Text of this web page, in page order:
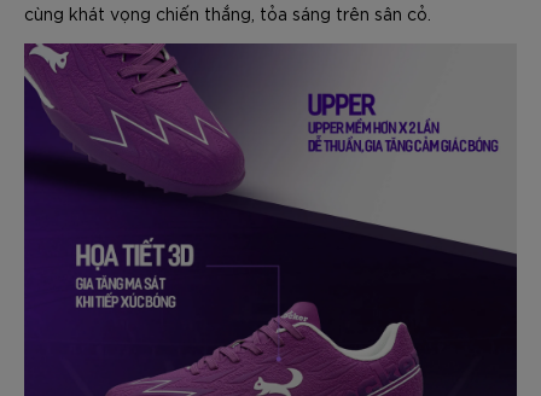
cùng khát vọng chiến thắng, tỏa sáng trên sân cỏ.